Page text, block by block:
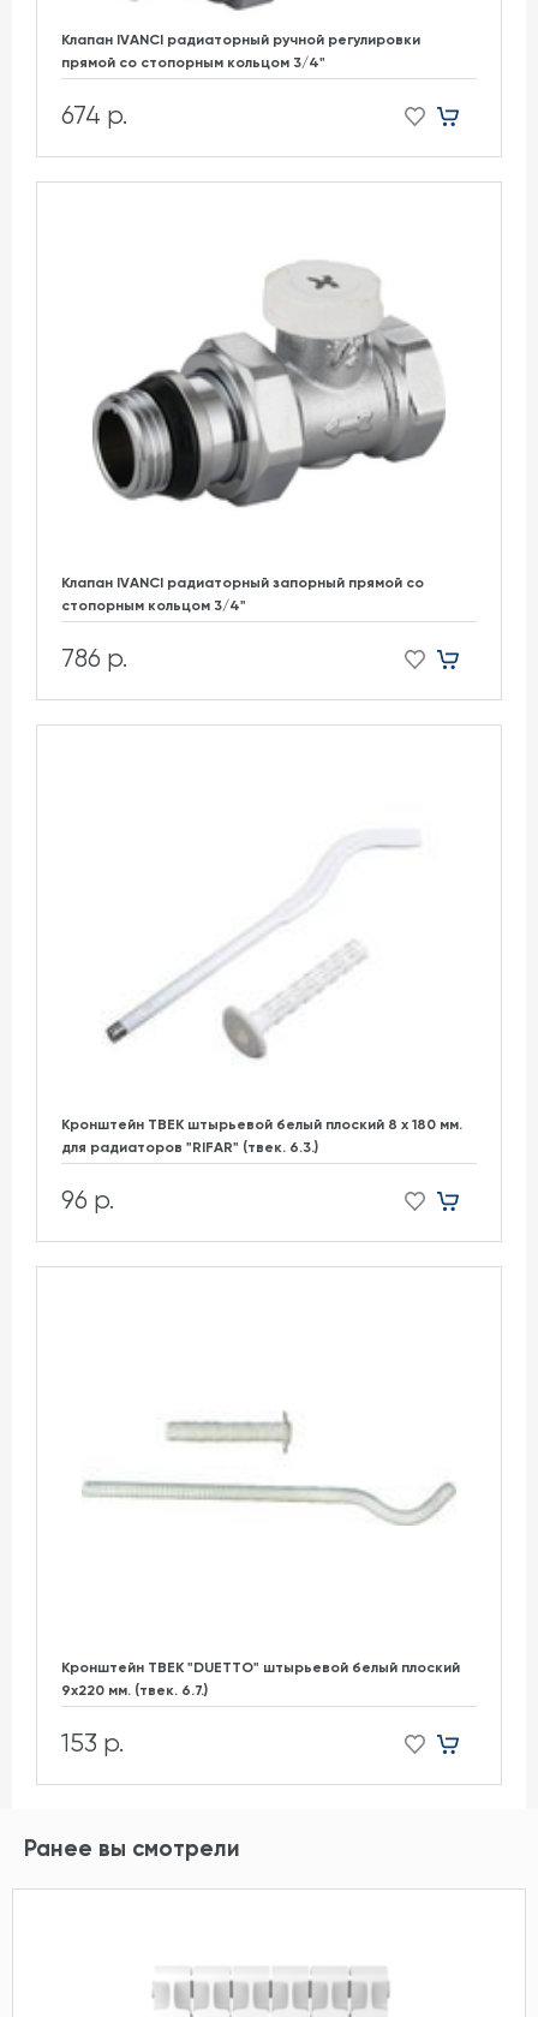
Клапан IVANCI радиаторный ручной регулировки
прямой со стопорным кольцом 3/4"
674 р.
Клапан IVANCI радиаторный запорный прямой со
стопорным кольцом 3/4"
786 р.
Кронштейн ТВЕК штырьевой белый плоский 8 х 180 мм.
для радиаторов "RIFAR" (твек. 6.3.)
96 р.
Кронштейн ТВЕК "DUETTO" штырьевой белый плоский
9х220 мм. (твек. 6.7.)
153 р.
Ранее вы смотрели